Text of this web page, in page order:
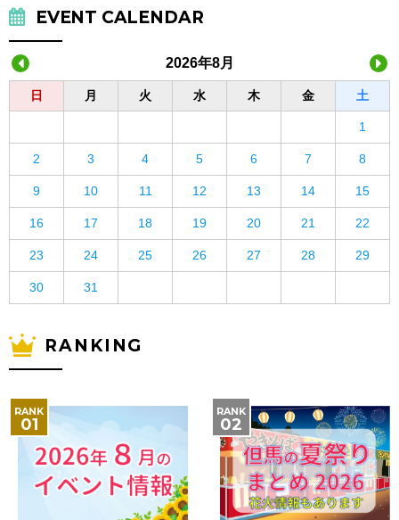
EVENT CALENDAR
2026年8月
日 月 火 水 木 金 土
1
2 3 4 5 6 7 8
9 10 11 12 13 14 15
16 17 18 19 20 21 22
23 24 25 26 27 28 29
30 31
RANKING